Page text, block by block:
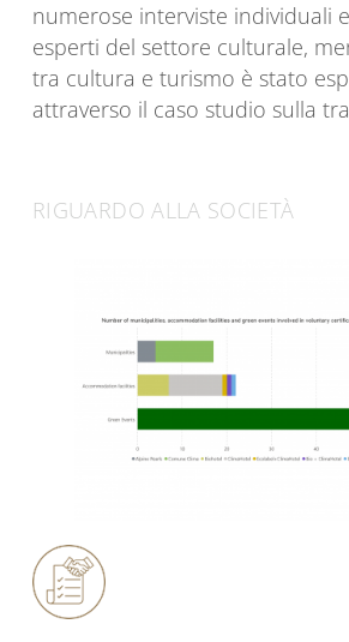
numerose interviste individuali
esperti del settore culturale,
tra cultura e turismo è stato
attraverso il caso studio sulla
RIGUARDO ALLA SOCIETÀ